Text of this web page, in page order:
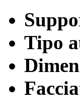
Tipo